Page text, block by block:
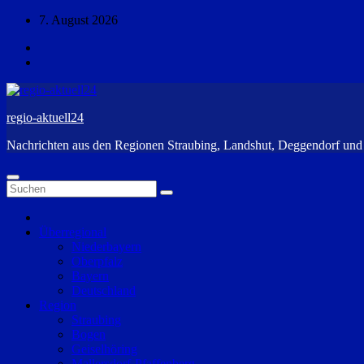
Zum
springen
7. August 2026
regio-aktuell24
Nachrichten aus den Regionen Straubing, Landshut, Deggendorf
Überregional
Niederbayern
Oberpfalz
Bayern
Deutschland
Region
Straubing
Bogen
Geiselhöring